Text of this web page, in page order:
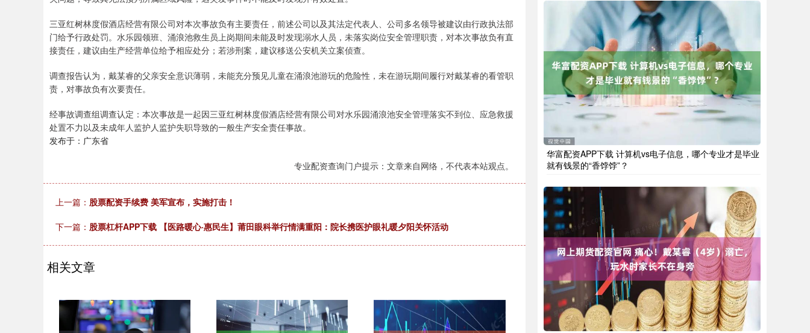
三亚红树林度假酒店经营有限公司对本次事故负有主要责任，前述公司以及其法定代表人、公司多名领导被建议由行政执法部
门给予行政处罚。水乐园领班、涌浪池救生员上岗期间未能及时发现溺水人员，未落实岗位安全管理职责，对本次事故负有直
接责任，建议由生产经营单位给予相应处分；若涉刑案，建议移送公安机关立案侦查。
调查报告认为，戴某睿的父亲安全意识薄弱，未能充分预见儿童在涌浪池游玩的危险性，未在游玩期间履行对戴某睿的看管职
责，对事故负有次要责任。
经事故调查组调查认定：本次事故是一起因三亚红树林度假酒店经营有限公司对水乐园涌浪池安全管理落实不到位、应急救援
处置不力以及未成年人监护人监护失职导致的一般生产安全责任事故。
发布于：广东省
专业配资查询门户提示：文章来自网络，不代表本站观点。
上一篇： 股票配资手续费 美军宣布，实施打击！
下一篇： 股票杠杆APP下载 【医路暖心·惠民生】莆田眼科举行情满重阳：院长携医护眼礼暖夕阳关怀活动
相关文章
华富配资APP下载 计算机vs电子信息，哪个专业才是毕业
就有钱景的“香饽饽”？